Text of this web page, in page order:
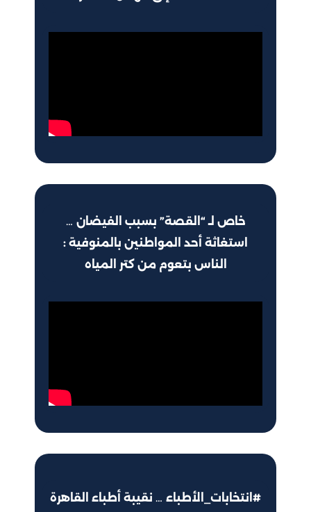
خاص لـ “القصة” بسبب الفيضان …
استغاثة أحد المواطنين بالمنوفية :
الناس بتعوم من كتر المياه
#انتخابات_الأطباء … نقيبة أطباء القاهرة